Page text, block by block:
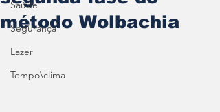
Saúde
Segurança
Lazer
Tempo\clima
método Wolbachia